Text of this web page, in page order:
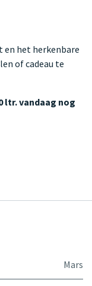
het herkenbare
of cadeau te
ltr. vandaag nog
Mars